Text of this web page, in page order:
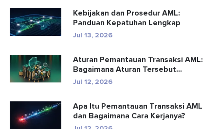
Kebijakan dan Prosedur AML:
Panduan Kepatuhan Lengkap
Jul 13, 2026
Aturan Pemantauan Transaksi AML:
Bagaimana Aturan Tersebut
Mendete...
Jul 12, 2026
Apa Itu Pemantauan Transaksi AML
dan Bagaimana Cara Kerjanya?